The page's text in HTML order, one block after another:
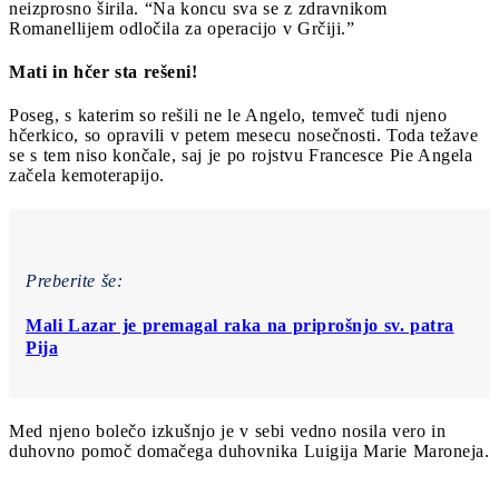
neizprosno širila. “Na koncu sva se z zdravnikom
Romanellijem odločila za operacijo v Grčiji.”
Mati in hčer sta rešeni!
Poseg, s katerim so rešili ne le Angelo, temveč tudi njeno
hčerkico, so opravili v petem mesecu nosečnosti. Toda težave
se s tem niso končale, saj je po rojstvu Francesce Pie Angela
začela kemoterapijo.
Preberite še:
Mali Lazar je premagal raka na priprošnjo sv. patra
Pija
Med njeno bolečo izkušnjo je v sebi vedno nosila vero in
duhovno pomoč domačega duhovnika Luigija Marie Maroneja.